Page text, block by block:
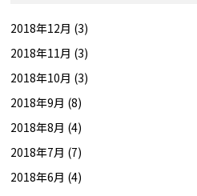
2018年12月 (3)
2018年11月 (3)
2018年10月 (3)
2018年9月 (8)
2018年8月 (4)
2018年7月 (7)
2018年6月 (4)